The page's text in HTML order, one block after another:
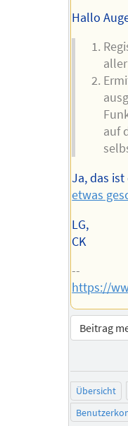
Hallo
auf
Ja, das
etwas
LG,
CK
--
https://
Beitrag
Übersicht